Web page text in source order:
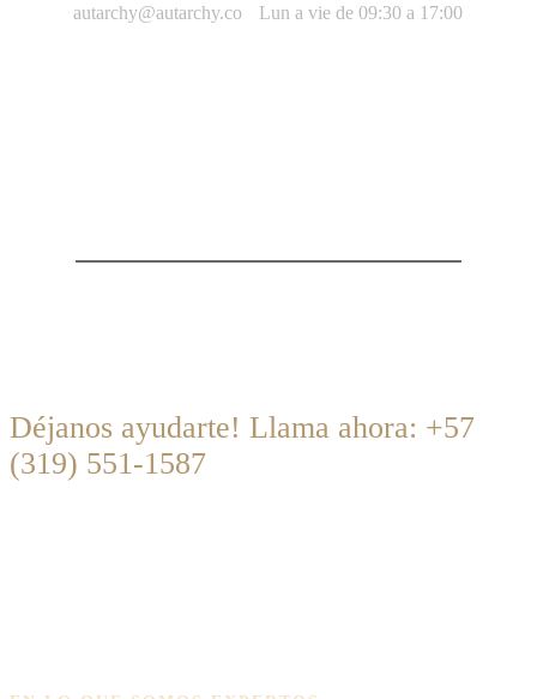
autarchy@autarchy.co
Lun a vie de 09:30 a 17:00
Déjanos ayudarte! Llama ahora: +57
(319) 551-1587